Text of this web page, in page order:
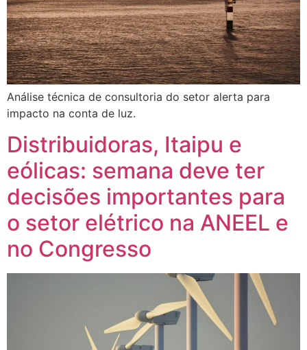
Análise técnica de consultoria do setor alerta para
impacto na conta de luz.
Distribuidoras, Itaipu e
eólicas: semana deve ter
decisões importantes para
o setor elétrico na ANEEL e
no Congresso